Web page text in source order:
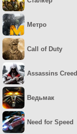
Метро
Call of Duty
Assassins Creed
Ведьмак
Need for Speed